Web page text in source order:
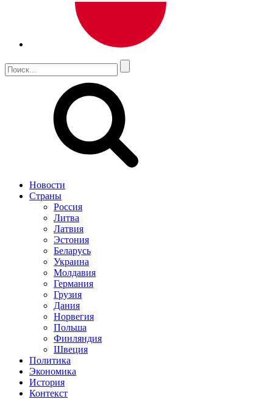
Новости
Страны
Россия
Литва
Латвия
Эстония
Беларусь
Украина
Молдавия
Германия
Грузия
Дания
Норвегия
Польша
Финляндия
Швеция
Политика
Экономика
История
Контекст